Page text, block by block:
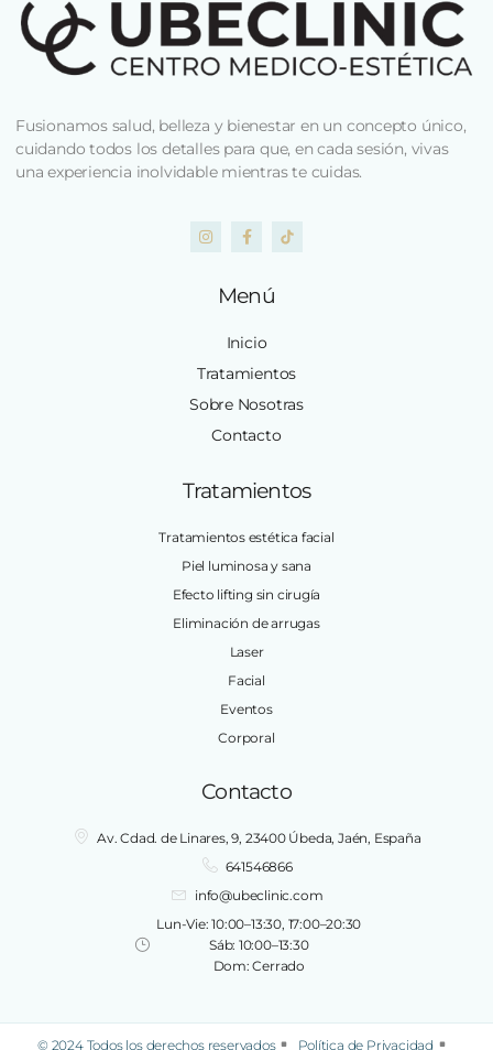
Fusionamos salud, belleza y bienestar en un concepto único,
cuidando todos los detalles para que, en cada sesión, vivas
una experiencia inolvidable mientras te cuidas.
Menú
Inicio
Tratamientos
Sobre Nosotras
Contacto
Tratamientos
Tratamientos estética facial
Piel luminosa y sana
Efecto lifting sin cirugía
Eliminación de arrugas
Laser
Facial
Eventos
Corporal
Contacto
Av. Cdad. de Linares, 9, 23400 Úbeda, Jaén, España
641546866
info@ubeclinic.com
Lun-Vie: 10:00–13:30, 17:00–20:30
Sáb: 10:00–13:30
Dom: Cerrado
© 2024 Todos los derechos reservados Política de Privacidad